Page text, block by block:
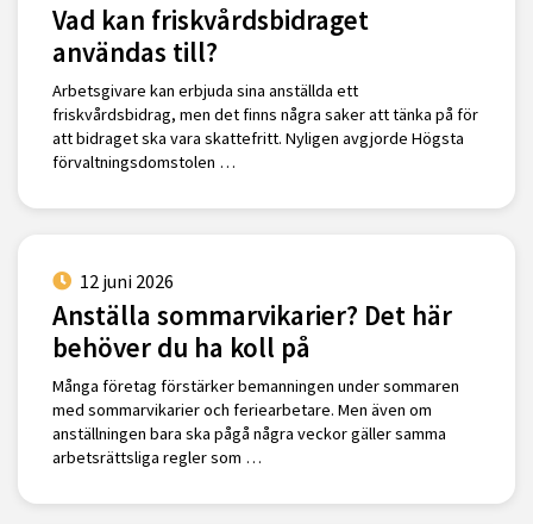
Vad kan friskvårdsbidraget
användas till?
Arbetsgivare kan erbjuda sina anställda ett
friskvårdsbidrag, men det finns några saker att tänka på för
att bidraget ska vara skattefritt. Nyligen avgjorde Högsta
förvaltningsdomstolen …
12 juni 2026
Anställa sommarvikarier? Det här
behöver du ha koll på
Många företag förstärker bemanningen under sommaren
med sommarvikarier och feriearbetare. Men även om
anställningen bara ska pågå några veckor gäller samma
arbetsrättsliga regler som …